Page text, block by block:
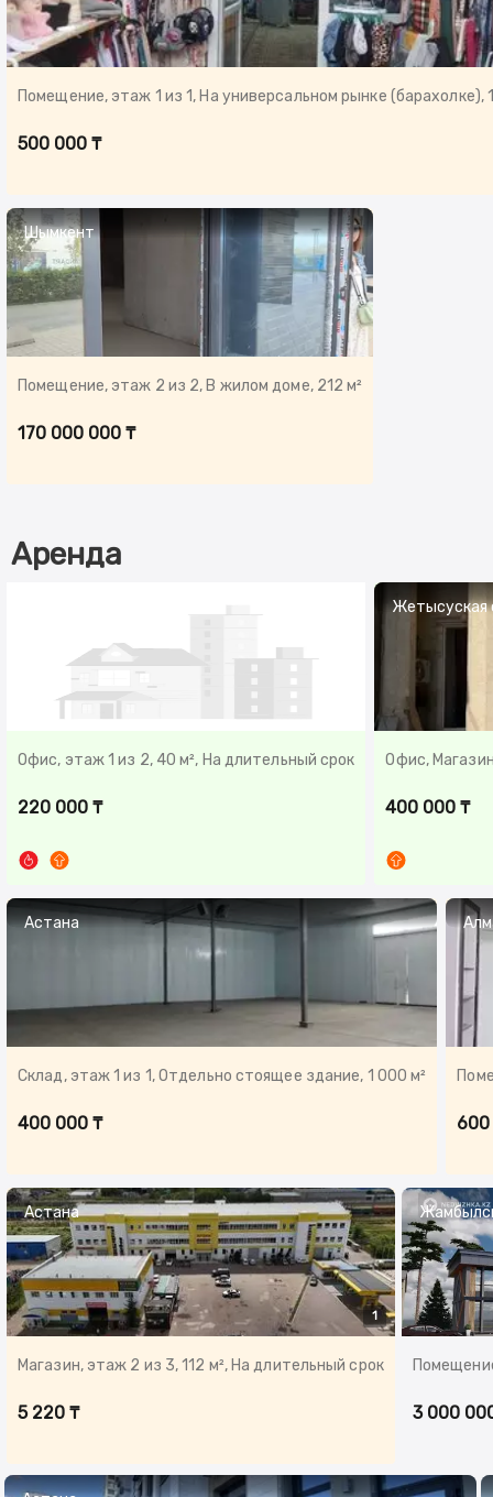
500 000 ₸
Шымкент
Помещение, этаж 2 из 2, В жилом доме, 212 м²
170 000 000 ₸
Аренда
Офис, этаж 1 из 2, 40 м², На длительный срок
220 000 ₸
Жетысуская
Офис,
400 000 ₸
Астана
Склад, этаж 1 из 1, Отдельно стоящее здание, 1 000 м²
400 000 ₸
Астана
1
Магазин, этаж 2 из 3, 112 м², На длительный срок
5 220 ₸ 3 000